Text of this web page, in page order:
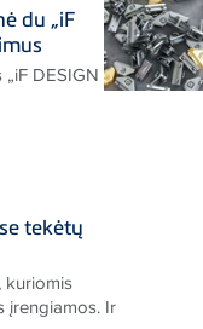
du „iF
DESIGN
tekėtų
kuriomis
įrengiamos. Ir